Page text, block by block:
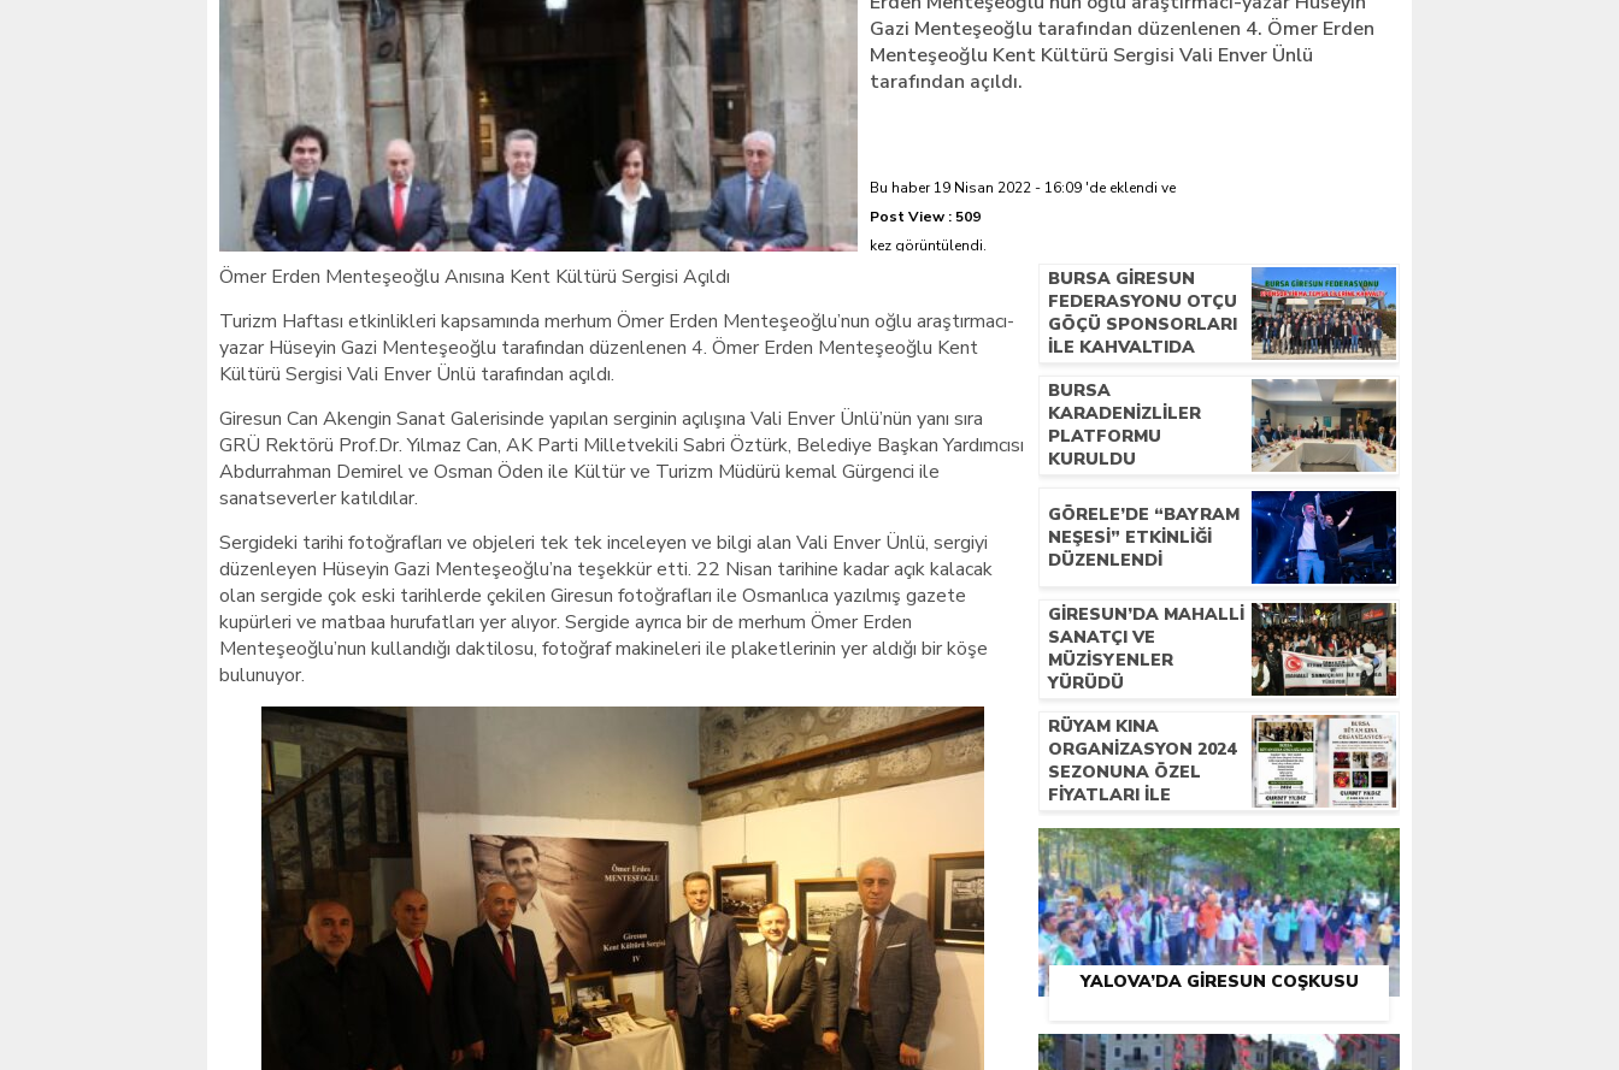
Giresunlu sürücü Orhangazi’de hayatını kaybetti
Gazi Menteşeoğlu tarafından düzenlenen 4. Ömer Erden
Menteşeoğlu Kent Kültürü Sergisi Vali Enver Ünlü
tarafından açıldı.
Bu haber 19 Nisan 2022 - 16:09 'de eklendi ve
Post View : 509
kez görüntülendi.
Ömer Erden Menteşeoğlu Anısına Kent Kültürü Sergisi Açıldı
Turizm Haftası etkinlikleri kapsamında merhum Ömer Erden Menteşeoğlu’nun oğlu araştırmacı-
yazar Hüseyin Gazi Menteşeoğlu tarafından düzenlenen 4. Ömer Erden Menteşeoğlu Kent
Kültürü Sergisi Vali Enver Ünlü tarafından açıldı.
Giresun Can Akengin Sanat Galerisinde yapılan serginin açılışına Vali Enver Ünlü’nün yanı sıra
GRÜ Rektörü Prof.Dr. Yılmaz Can, AK Parti Milletvekili Sabri Öztürk, Belediye Başkan Yardımcısı
Abdurrahman Demirel ve Osman Öden ile Kültür ve Turizm Müdürü kemal Gürgenci ile
sanatseverler katıldılar.
Sergideki tarihi fotoğrafları ve objeleri tek tek inceleyen ve bilgi alan Vali Enver Ünlü, sergiyi
düzenleyen Hüseyin Gazi Menteşeoğlu’na teşekkür etti. 22 Nisan tarihine kadar açık kalacak
olan sergide çok eski tarihlerde çekilen Giresun fotoğrafları ile Osmanlıca yazılmış gazete
kupürleri ve matbaa hurufatları yer alıyor. Sergide ayrıca bir de merhum Ömer Erden
Menteşeoğlu’nun kullandığı daktilosu, fotoğraf makineleri ile plaketlerinin yer aldığı bir köşe
bulunuyor.
BURSA GIRESUN
FEDERASYONU OTÇU
GÖÇÜ SPONSORLARI
İLE KAHVALTIDA
BURSA
KARADENIZLILER
PLATFORMU
KURULDU
GÖRELE’DE “BAYRAM
NEŞESI” ETKINLIĞI
DÜZENLENDI
GIRESUN’DA MAHALLI
SANATÇI VE
MÜZISYENLER
YÜRÜDÜ
RÜYAM KINA
ORGANIZASYON 2024
SEZONUNA ÖZEL
FIYATLARI İLE
YALOVA’DA GIRESUN COŞKUSU